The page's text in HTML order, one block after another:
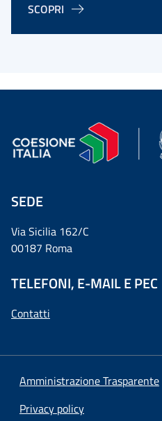
SCOPRI
SEDE
Via Sicilia 162/C
00187 Roma
TELEFONI, E-MAIL E PEC
Contatti
Amministrazione Trasparente
Privacy policy